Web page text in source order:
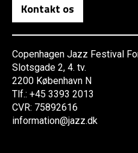
Kontakt os
Copenhagen Jazz Festival
Slotsgade 2, 4. tv.
2200 København N
Tlf.: +45 3393 2013
CVR: 75892616
information@jazz.dk